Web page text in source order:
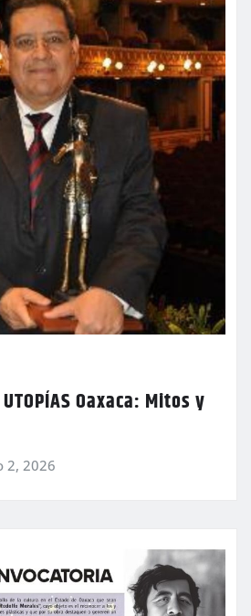
UTOPÍAS Oaxaca: Mitos y
2, 2026